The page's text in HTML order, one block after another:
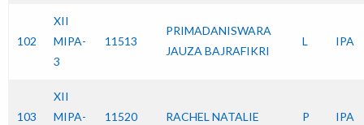
102
XII
MIPA-
3
11513
PRIMADANISWARA
JAUZA BAJRAFIKRI
L IPA
103
XII
MIPA-
11520 RACHEL NATALIE P IPA